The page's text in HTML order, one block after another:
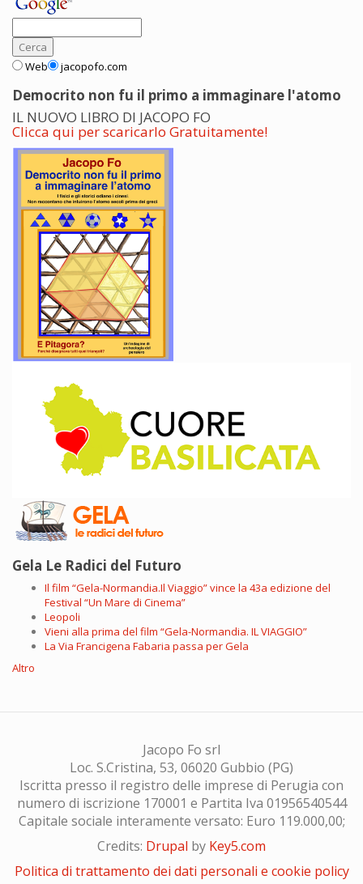
Web jacopofo.com
Democrito non fu il primo a immaginare l'atomo
IL NUOVO LIBRO DI JACOPO FO
Clicca qui per scaricarlo Gratuitamente!
Gela Le Radici del Futuro
Il film “Gela-Normandia.Il Viaggio” vince la 43a edizione del
Festival “Un Mare di Cinema”
Leopoli
Vieni alla prima del film “Gela-Normandia. IL VIAGGIO”
La Via Francigena Fabaria passa per Gela
Altro
Jacopo Fo srl
Loc. S.Cristina, 53, 06020 Gubbio (PG)
Iscritta presso il registro delle imprese di Perugia con
numero di iscrizione 170001 e Partita Iva 01956540544
Capitale sociale interamente versato: Euro 119.000,00;
Credits: Drupal by Key5.com
Politica di trattamento dei dati personali e cookie policy